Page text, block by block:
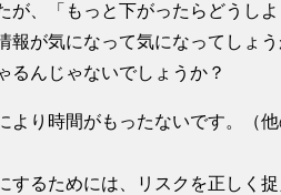
が、「もっと下がったらどうし
報が気になって気になってしょ
るんじゃないでしょうか？
より時間がもったないです。（
するためには、リスクを正しく